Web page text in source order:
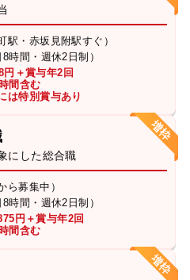
駅・赤坂見附駅すぐ）
時間・週休2日制）
円＋賞与年2回
間含む
は特別賞与あり
にした総合職
ら募集中）
時間・週休2日制）
円＋賞与年2回
間含む